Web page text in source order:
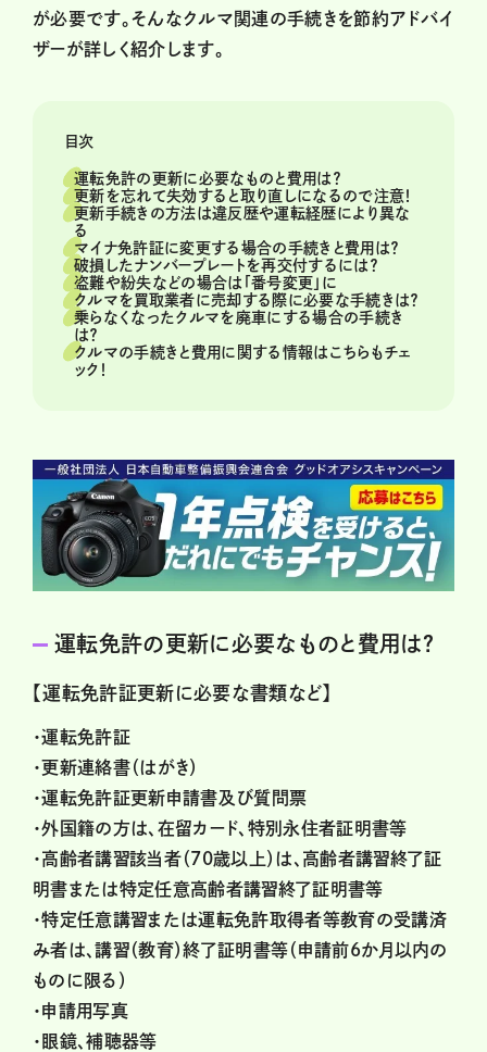
が必要です。そんなクルマ関連の手続きを節約アドバイ
ザーが詳しく紹介します。
目次
運転免許の更新に必要なものと費用は？
更新を忘れて失効すると取り直しになるので注意！
更新手続きの方法は違反歴や運転経歴により異な
る
マイナ免許証に変更する場合の手続きと費用は？
破損したナンバープレートを再交付するには？
盗難や紛失などの場合は「番号変更」に
クルマを買取業者に売却する際に必要な手続きは？
乗らなくなったクルマを廃車にする場合の手続き
は？
クルマの手続きと費用に関する情報はこちらもチェ
ック！
運転免許の更新に必要なものと費用は？
【運転免許証更新に必要な書類など】
・運転免許証
・更新連絡書（はがき）
・運転免許証更新申請書及び質問票
・外国籍の方は、在留カード、特別永住者証明書等
・高齢者講習該当者（70歳以上）は、高齢者講習終了証
明書または特定任意高齢者講習終了証明書等
・特定任意講習または運転免許取得者等教育の受講済
み者は、講習（教育）終了証明書等（申請前6か月以内の
ものに限る）
・申請用写真
・眼鏡、補聴器等